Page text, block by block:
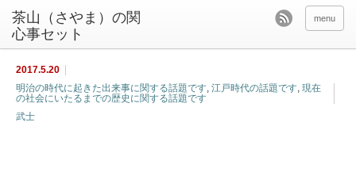
茶山（さやま）の関
心事セット
menu
2017.5.20
明治の時代に起きた出来事に関する話題です, 江戸時代の話題です, 現在
の社会にいたるまでの歴史に関する話題です
武士